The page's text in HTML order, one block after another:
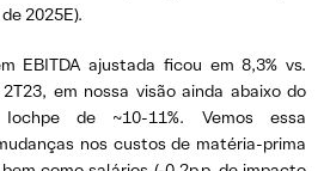
2025E).
EBITDA ajustada ficou em 8,3% vs.
em nossa visão ainda abaixo do
de ~10-11%. Vemos essa
nos custos de matéria-prima